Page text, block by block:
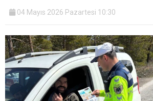
04 Mayıs 2026 Pazartesi 10:30